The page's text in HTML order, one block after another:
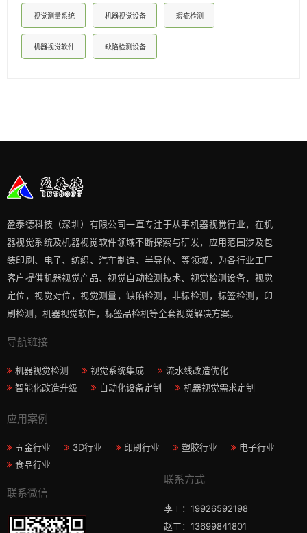
视觉测量系统 机器视觉设备 瑕疵检测
机器视觉软件 缺陷检测设备
盈泰德科技（深圳）有限公司一直专注于从事机器视觉行业，在机
器视觉系统及机器视觉软件领域不断探索与研发​，应用范围涉及包
装印刷、电子、纺织、汽车制造、半导体、等领域，为各行业工厂
客户提供机器视觉产品、视觉自动检测技术、视觉检测设备，视觉
定位，视觉对位，视觉测量，缺陷检测，非标检测，标签检测，印
刷检测，机器视觉软件，标签品检机等​全套视觉解决方案​。
导航链接
机器视觉检测 视觉系统集成
流水线改造优化
智能化改造升级
自动化设备定制 机器视觉需求定制
应用案例
五金行业 3D行业 印刷行业 塑胶行业
电子行业
食品行业
联系微信
联系方式
李工：19926592198
赵工：13699841801